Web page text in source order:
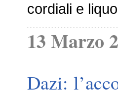
cordiali e
13 Marzo
Dazi: